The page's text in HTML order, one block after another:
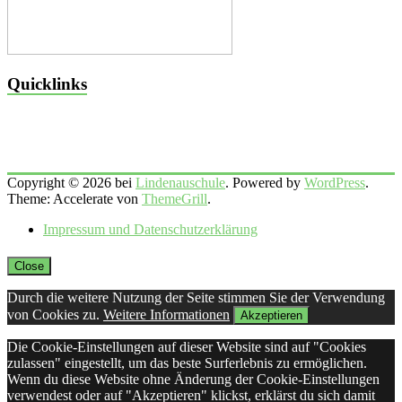
Quicklinks
Copyright © 2026 bei Lindenauschule. Powered by WordPress.
Theme: Accelerate von ThemeGrill.
Impressum und Datenschutzerklärung
Close
Durch die weitere Nutzung der Seite stimmen Sie der Verwendung
von Cookies zu. Weitere Informationen Akzeptieren
Die Cookie-Einstellungen auf dieser Website sind auf "Cookies
zulassen" eingestellt, um das beste Surferlebnis zu ermöglichen.
Wenn du diese Website ohne Änderung der Cookie-Einstellungen
verwendest oder auf "Akzeptieren" klickst, erklärst du sich damit